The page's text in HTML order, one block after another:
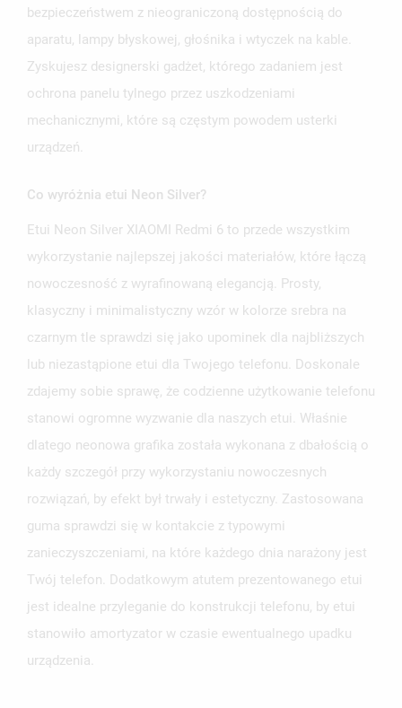
bezpieczeństwem z nieograniczoną dostępnością do
aparatu, lampy błyskowej, głośnika i wtyczek na kable.
Zyskujesz designerski gadżet, którego zadaniem jest
ochrona panelu tylnego przez uszkodzeniami
mechanicznymi, które są częstym powodem usterki
urządzeń.
Co wyróżnia etui Neon Silver?
Etui Neon Silver XIAOMI Redmi 6 to przede wszystkim
wykorzystanie najlepszej jakości materiałów, które łączą
nowoczesność z wyrafinowaną elegancją. Prosty,
klasyczny i minimalistyczny wzór w kolorze srebra na
czarnym tle sprawdzi się jako upominek dla najbliższych
lub niezastąpione etui dla Twojego telefonu. Doskonale
zdajemy sobie sprawę, że codzienne użytkowanie telefonu
stanowi ogromne wyzwanie dla naszych etui. Właśnie
dlatego neonowa grafika została wykonana z dbałością o
każdy szczegół przy wykorzystaniu nowoczesnych
rozwiązań, by efekt był trwały i estetyczny. Zastosowana
guma sprawdzi się w kontakcie z typowymi
zanieczyszczeniami, na które każdego dnia narażony jest
Twój telefon. Dodatkowym atutem prezentowanego etui
jest idealne przyleganie do konstrukcji telefonu, by etui
stanowiło amortyzator w czasie ewentualnego upadku
urządzenia.